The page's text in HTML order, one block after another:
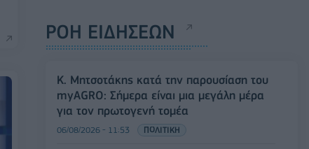
ΡΟΗ ΕΙΔΗΣΕΩΝ
Κ. Μητσοτάκης κατά την παρουσίαση του
myAGRO: Σήμερα είναι μια μεγάλη μέρα
για τον πρωτογενή τομέα
06/08/2026 - 11:53 ΠΟΛΙΤΙΚΗ